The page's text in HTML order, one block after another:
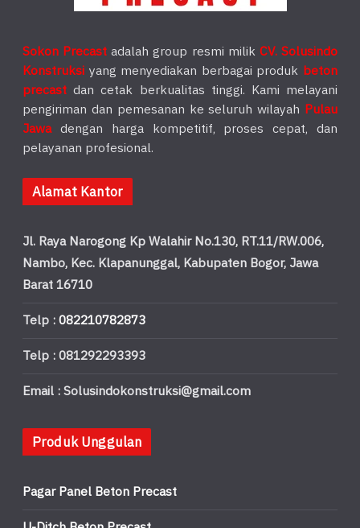
Sokon Precast adalah group resmi milik CV. Solusindo
Konstruksi yang menyediakan berbagai produk beton
precast dan cetak berkualitas tinggi. Kami melayani
pengiriman dan pemesanan ke seluruh wilayah Pulau
Jawadengan harga kompetitif, proses cepat, dan
pelayanan profesional.
Alamat Kantor
Jl. Raya Narogong Kp Walahir No.130, RT.11/RW.006,
Nambo, Kec. Klapanunggal, Kabupaten Bogor, Jawa
Barat 16710
Telp :082210782873
Telp : 081292293393
Email : Solusindokonstruksi@gmail.com
Produk Unggulan
Pagar Panel Beton Precast